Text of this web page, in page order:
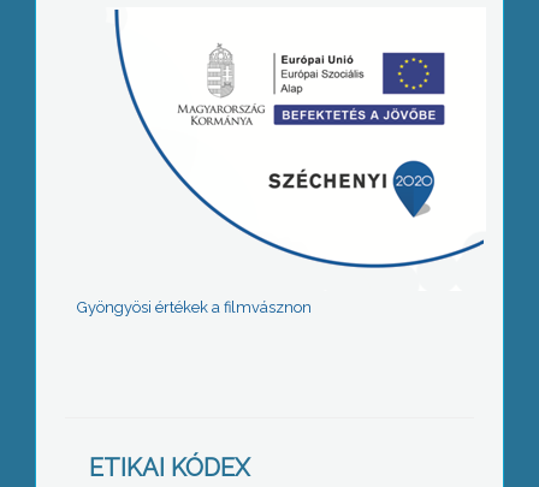
Gyöngyösi értékek a filmvásznon
ETIKAI KÓDEX